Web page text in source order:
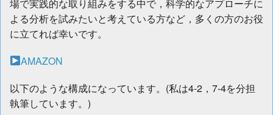
場で実践的な取り組みをする中で，科学的なアプローチに
よる分析を試みたいと考えている方など，多くの方のお役
に立てれば幸いです。
AMAZON
以下のような構成になっています。(私は4-2，7-4を分担
執筆しています。)